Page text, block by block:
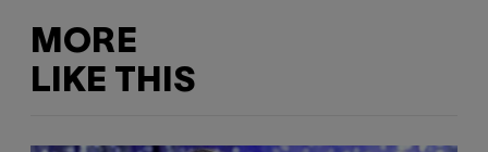
MORE
LIKE THIS